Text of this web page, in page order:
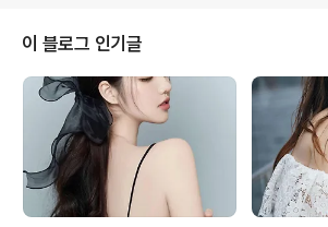
요 그대를 기다리던 골목길 떨리는 마음에 밤을 새워 쓰던
편지들 그리움 가득 담긴 지난날들을 밤하늘에 날려 보내
요 떠나버린 그대의 수줍었던 고운 미소만 가로등 불빛 아
래 나란히 서성이던 우리 설레였던 처음 고백을 그리움 가
득 담긴 어린 날들을 내 맘속에 고이 담아요 그대를 기다리
던 골목길 떨리는 마음에 밤을 새워 쓰..
이 블로그 인기글